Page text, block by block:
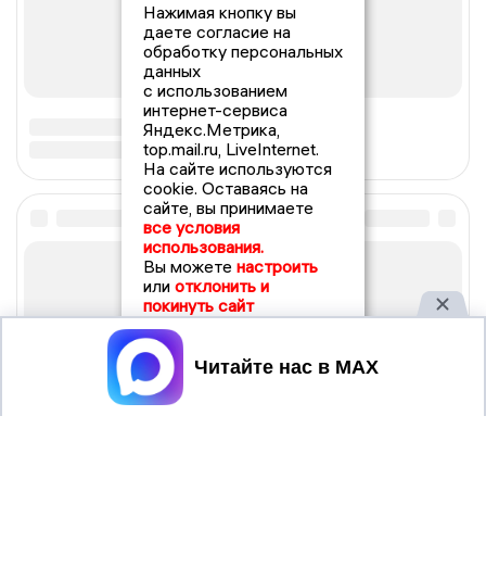
Нажимая кнопку вы
даете согласие на
обработку персональных
данных
с использованием
интернет-сервиса
Яндекс.Метрика,
top.mail.ru, LiveInternet.
На сайте используются
cookie. Оставаясь на
сайте, вы принимаете
все условия
использования.
Вы можете настроить
или отклонить и
покинуть сайт
Принять